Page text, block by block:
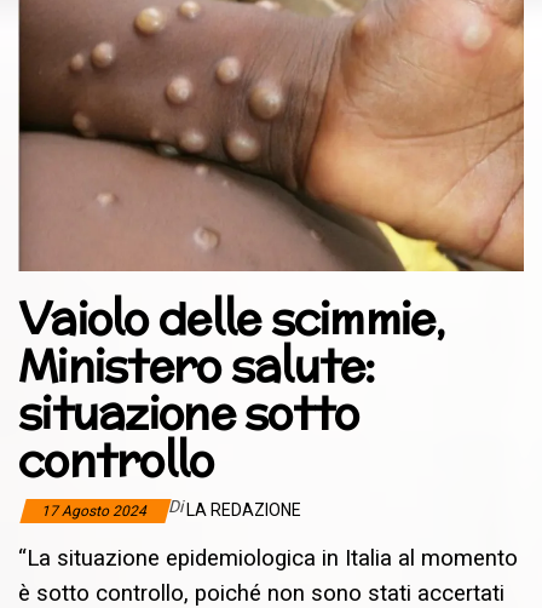
Vaiolo delle scimmie,
Ministero salute:
situazione sotto
controllo
17 Agosto 2024 Di LA REDAZIONE
“La situazione epidemiologica in Italia al momento
è sotto controllo, poiché non sono stati accertati